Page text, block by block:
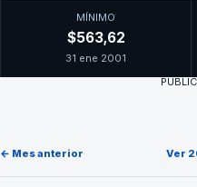
MÍNIMO
$563,62
31 ene 2001
← Mes anterior Ver